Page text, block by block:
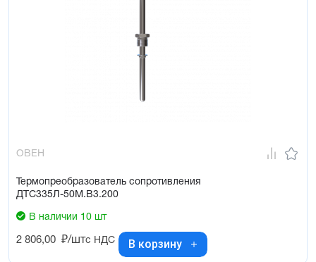
ОВЕН
Термопреобразователь сопротивления
ДТС335Л-50М.В3.200
В наличии 10 шт
2 806,00 ₽/штс НДС В корзину